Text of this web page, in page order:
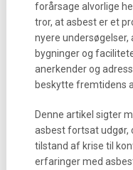
forårsage alvorlige
tror, at asbest er et
nyere
bygninger og
anerkender og
beskytte fremtidens
Denne artikel sigter
asbest fortsat udgør,
tilstand af krise til
erfaringer med